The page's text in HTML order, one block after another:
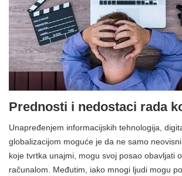
Prednosti i nedostaci rada
Unapređenjem informacijskih tehnologija,
globalizacijom moguće je da ne samo
koje tvrtka unajmi, mogu svoj posao obavljati
računalom. Međutim, iako mnogi ljudi mogu